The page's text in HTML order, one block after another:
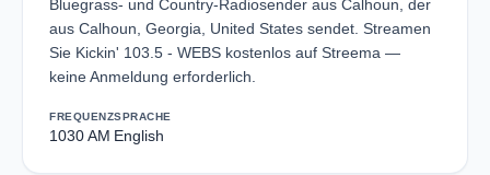
Bluegrass- und Country-Radiosender aus Calhoun, der
aus Calhoun, Georgia, United States sendet. Streamen
Sie Kickin' 103.5 - WEBS kostenlos auf Streema —
keine Anmeldung erforderlich.
FREQUENZ
1030 AM
SPRACHE
English